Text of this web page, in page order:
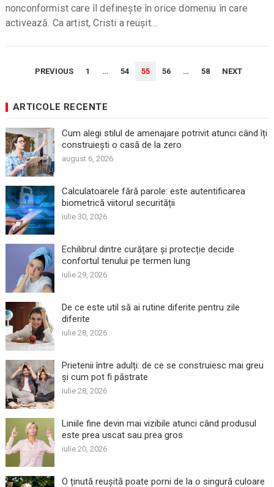
nonconformist care îl definește în orice domeniu în care
activează. Ca artist, Cristi a reușit…
PAGINAȚIEPREVIOUS 1 … 54 55 56 … 58 NEXT
ARTICOLE RECENTE
Cum alegi stilul de amenajare potrivit atunci când îți
construiești o casă de la zero
august 6, 2026
Calculatoarele fără parole: este autentificarea
biometrică viitorul securității
iulie 30, 2026
Echilibrul dintre curățare și protecție decide
confortul tenului pe termen lung
iulie 29, 2026
De ce este util să ai rutine diferite pentru zile
diferite
iulie 28, 2026
Prietenii între adulți: de ce se construiesc mai greu
și cum pot fi păstrate
iulie 28, 2026
Liniile fine devin mai vizibile atunci când produsul
este prea uscat sau prea gros
iulie 20, 2026
O ținută reușită poate porni de la o singură culoare